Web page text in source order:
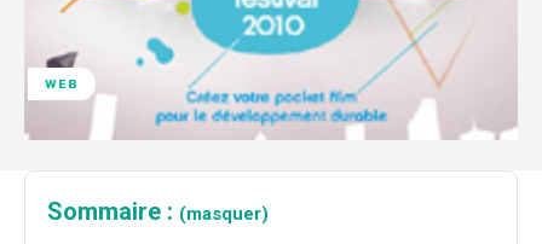
WEB
Sommaire : (masquer)